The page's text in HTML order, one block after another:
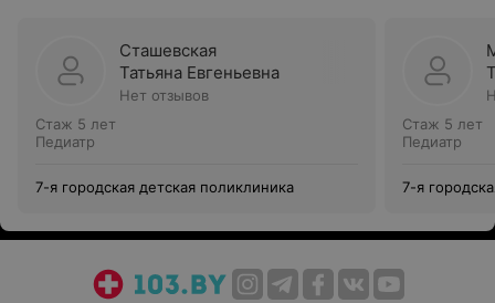
Сташевская
Татьяна Евгеньевна
Нет отзывов
Стаж 5 лет
Педиатр
7-я городская детская поликлиника
Стаж 5 лет
Педиатр
7-я